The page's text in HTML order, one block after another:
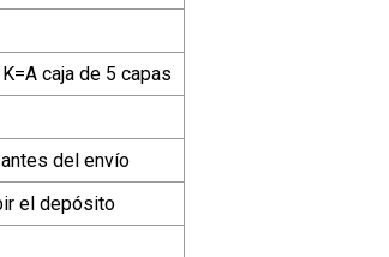
caja de 5 capas
del envío
el depósito